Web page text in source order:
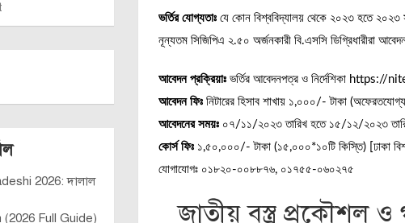
ভর্তির যোগ্যতাঃযে কোন বিশ্ববিদ্যালয় থেকে ২০২৩ হতে ২০২৩
নূন্যতম সিজিপিএ ২.৫০ অর্জনকারী বি.এসসি ডিগ্রিধারীরা
আবেদন প্রক্রিয়াঃভর্তির আবেদনপত্র ও নির্দেশিকা https://
আবেদন ফিঃনিটারের হিসাব শাখায় ১,০০০/- টাকা
আবেদনের সময়ঃ০৭/১১/২০২৩ তারিখ হতে ১৫/১২/২০২৩
কোর্স ফিঃ১,৫০,০০০/- টাকা (১৫,০০০*১০টি কিস্তি) [ঢাকা
যোগাযোগঃ ০১৮২০-০০৮৮৭৬, ০১৭৫৫-০৬০২৭৫
জাতীয় বস্ত্র প্রকৌশল ও
2026: দালাল
Full Guide)